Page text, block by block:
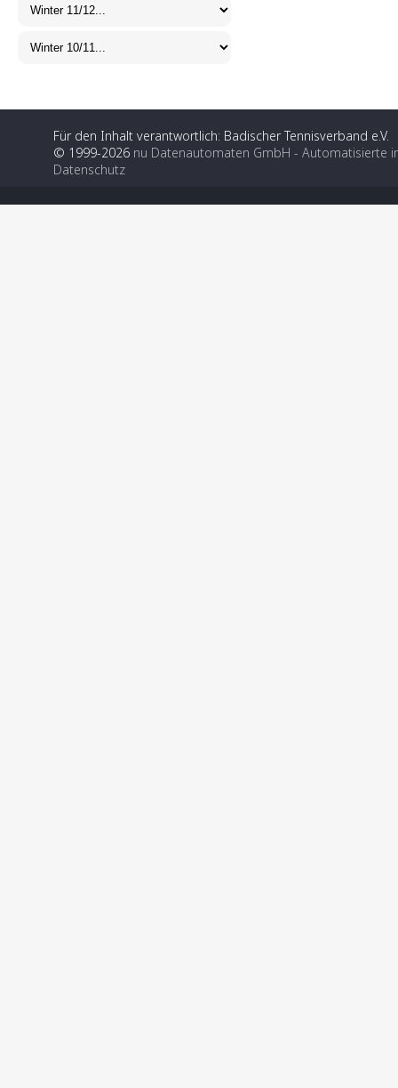
Für den Inhalt verantwortlich: Badischer Tennisverband e.V.
© 1999-2026 nu Datenautomaten GmbH - Automatisierte
Datenschutz